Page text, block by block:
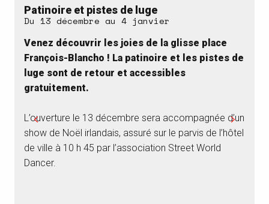
Patinoire et pistes de luge
Du 13 décembre au 4 janvier
Venez découvrir les joies de la glisse place
François-Blancho ! La patinoire et les pistes de
luge sont de retour et accessibles
gratuitement.
L’ouverture le 13 décembre sera accompagnée d’un
show de Noël irlandais, assuré sur le parvis de l’hôtel
de ville à 10 h 45 par l’association Street World
Dancer.